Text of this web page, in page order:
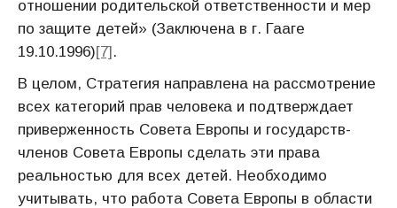
отношении родительской ответственности и мер
по защите детей» (Заключена в г. Гааге
19.10.1996)[7].
В целом, Cтратегия направлена на рассмотрение
всех категорий прав человека и подтверждает
приверженность Совета Европы и государств-
членов Совета Европы сделать эти права
реальностью для всех детей. Необходимо
учитывать, что работа Совета Европы в области